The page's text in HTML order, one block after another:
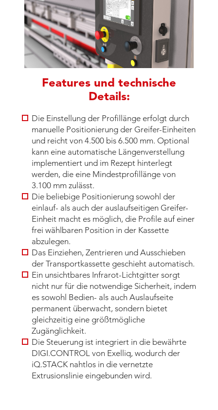
Features und technische
Details:
Die Einstellung der Profillänge erfolgt durch
manuelle Positionierung der Greifer-Einheiten
und reicht von 4.500 bis 6.500 mm. Optional
kann eine automatische Längenverstellung
implementiert und im Rezept hinterlegt
werden, die eine Mindestprofillänge von
3.100 mm zulässt.
Die beliebige Positionierung sowohl der
einlauf- als auch der auslaufseitigen Greifer-
Einheit macht es möglich, die Profile auf einer
frei wählbaren Position in der Kassette
abzulegen.
Das Einziehen, Zentrieren und Ausschieben
der Transportkassette geschieht automatisch.
Ein unsichtbares Infrarot-Lichtgitter sorgt
nicht nur für die notwendige Sicherheit, indem
es sowohl Bedien- als auch Auslaufseite
permanent überwacht, sondern bietet
gleichzeitig eine größtmögliche
Zugänglichkeit.
Die Steuerung ist integriert in die bewährte
DIGI.CONTROL von Exelliq, wodurch der
iQ.STACK nahtlos in die vernetzte
Extrusionslinie eingebunden wird.